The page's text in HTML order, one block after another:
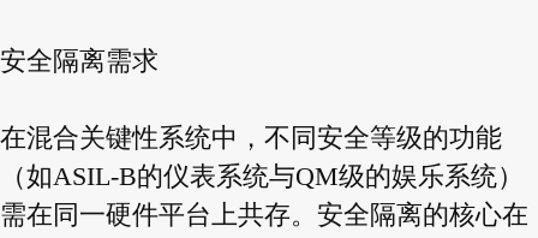
安全隔离需求
在混合关键性系统中，不同安全等级的功能
（如ASIL-B的仪表系统与QM级的娱乐系统）
需在同一硬件平台上共存。安全隔离的核心在